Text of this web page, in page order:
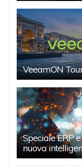
VeeamON
Speciale ERP
nuova